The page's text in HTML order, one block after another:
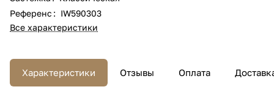
Референс : IW590303
Все характеристики
Характеристики Отзывы Оплата